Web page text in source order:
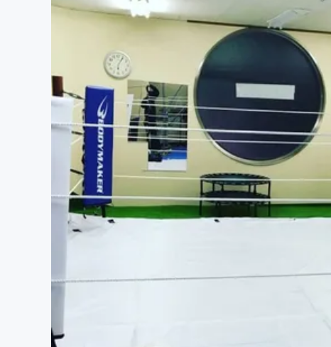
テクノロジー・ガジェット
ビジネス・起業
まちづくり・地域活性化